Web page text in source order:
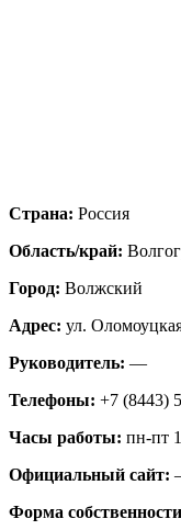
Страна: Россия
Область/край:
Город: Волжский
Адрес: ул.
Руководитель: —
Телефоны: +7 (8443)
Часы работы: пн-пт
Официальный сайт:
Форма